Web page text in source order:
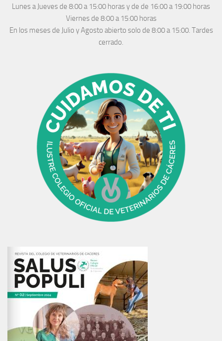
Lunes a Jueves de 8:00 a 15:00 horas y de de 16:00 a 19:00 horas
Viernes de 8:00 a 15:00 horas
En los meses de Julio y Agosto abierto solo de 8:00 a 15:00. Tardes
cerrado.